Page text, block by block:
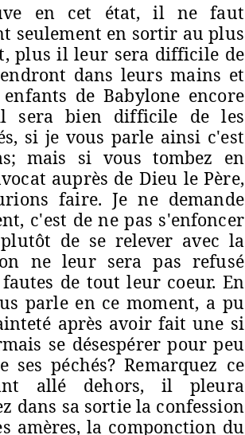
en cet état, il ne faut
seulement en sortir au plus
plus il leur sera difficile de
dans leurs mains et
de Babylone encore
sera bien difficile de les
si je vous parle ainsi c'est
mais si vous tombez en
auprès de Dieu le Père,
faire. Je ne demande
c'est de ne pas s'enfoncer
de se relever avec la
ne leur sera pas refusé
de tout leur coeur. En
parle en ce moment, a pu
après avoir fait une si
se désespérer pour peu
péchés? Remarquez ce
allé dehors, il pleura
dans sa sortie la confession
amères, la componction du